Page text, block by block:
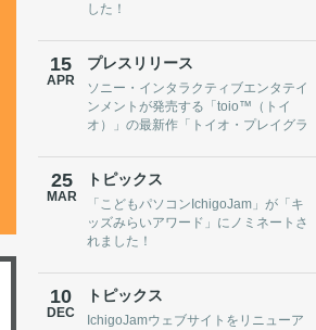
した！
15
APR
プレスリリース
ソニー・インタラクティブエンタテイ
ンメントが発売する「toio™（トイ
オ）」の最新作「トイオ・プレイグラ
教材『プログラミングブック』をB Inc.
が製造・販売
25
MAR
トピックス
「こどもパソコンIchigoJam」が「キ
ッズみらいアワード」にノミネートさ
れました！
10
DEC
トピックス
IchigoJamウェブサイトをリニューア